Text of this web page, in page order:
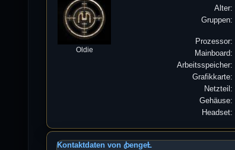
Oldie
Alter:
Gruppen:
Prozessor:
Mainboard:
Arbeitsspeicher:
Grafikkarte:
Netzteil:
Gehäuse:
Headset:
Kontaktdaten von ꞗengeȽ